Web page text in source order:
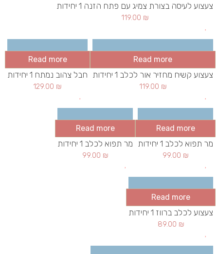
צעצוע לעיסה בצורת צמיג עם פתח הזנה 1 יחידות
119.00 ₪
Read more
צעצוע קשיח מחזיר אור לכלב 1 יחידות
119.00 ₪
Read more
חבל צהוב נמתח 1 יחידות
129.00 ₪
Read more
מר תפוא לכלב 1 יחידות
99.00 ₪
Read more
מר תפוא לכלב 1 יחידות
99.00 ₪
Read more
צעצוע לכלב ברווז 1 יחידות
89.00 ₪